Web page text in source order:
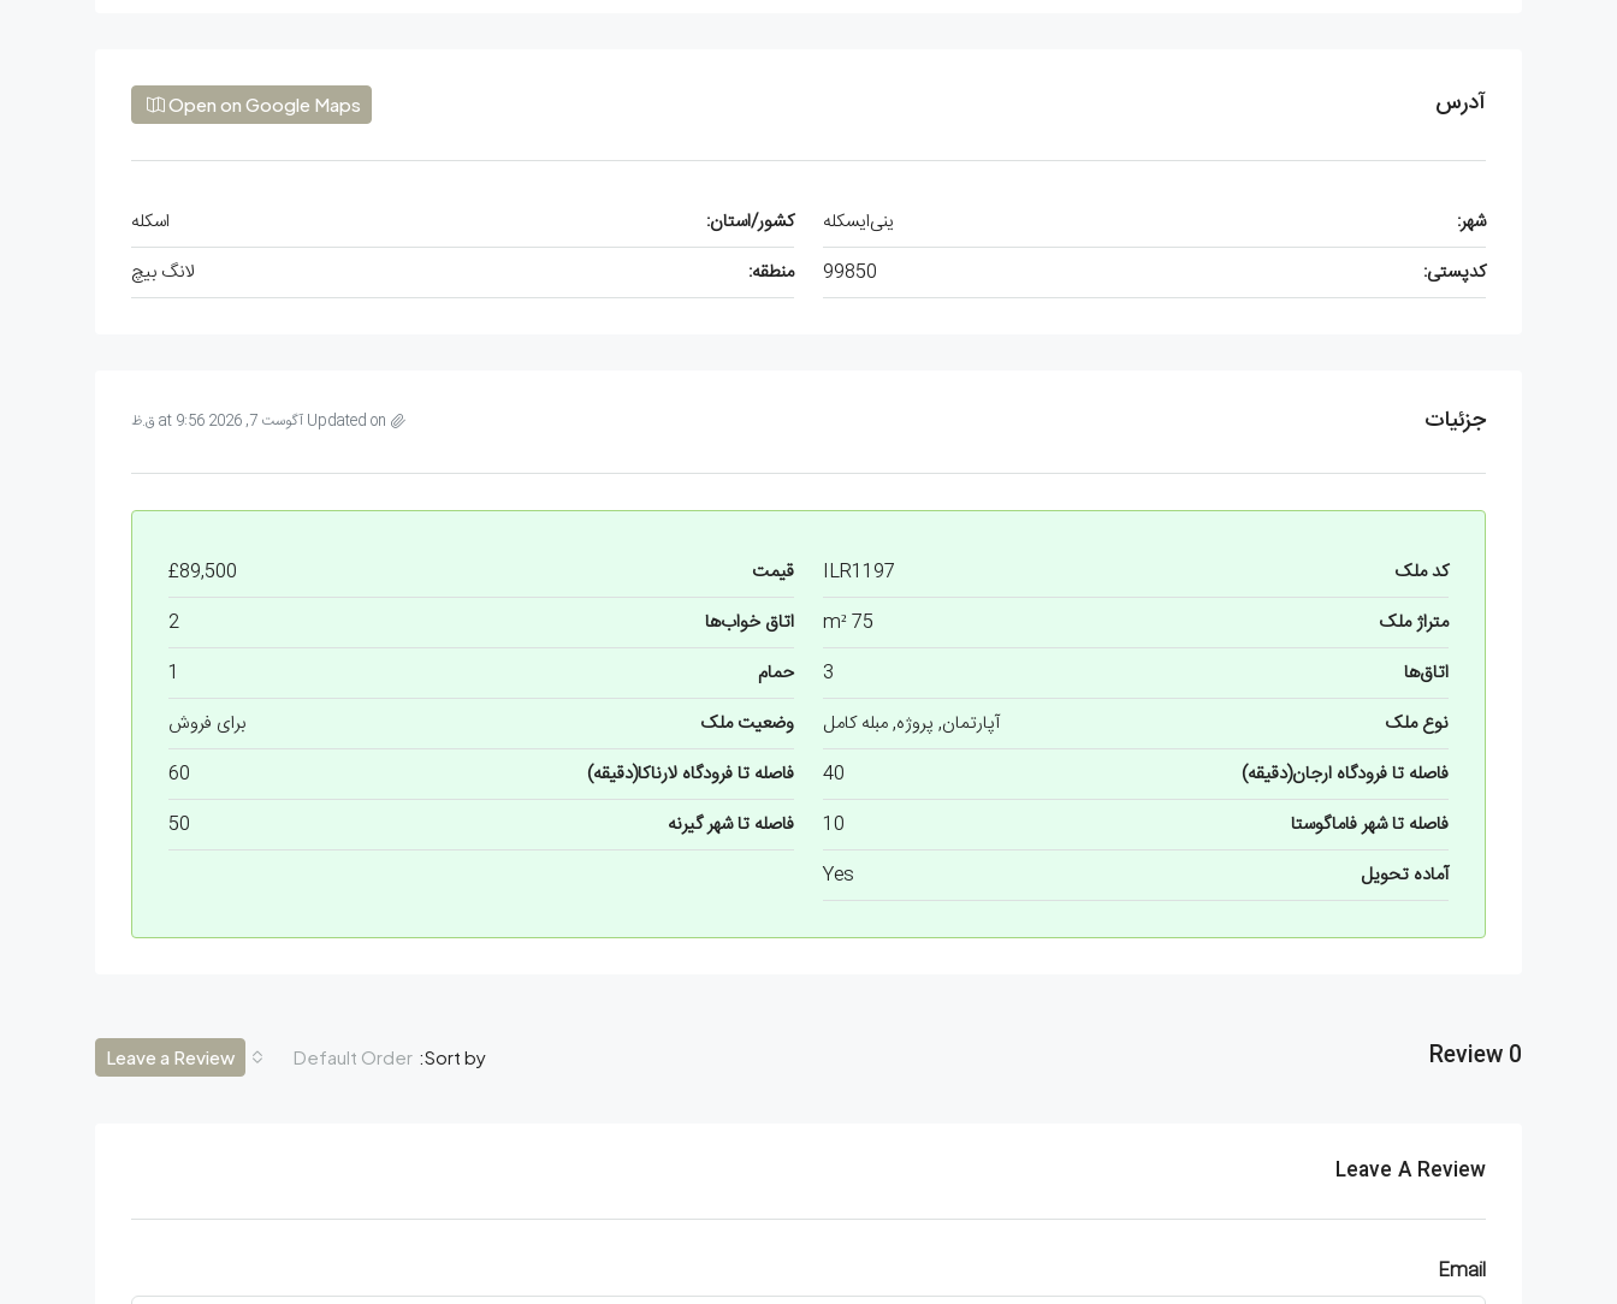
آدرس Open on Google Maps
شهر: ینی‌ایسکله کشور/استان:
اسکله
کدپستی:
99850 منطقه: لانگ بیچ
جزئیات Updated on آگوست 7, 2026 at 9:56 ق.ظ
کد ملک ILR1197 قیمت
£89,500
متراژ ملک
75 m² اتاق خواب‌ها
2
اتاق‌ها
3 حمام
1
نوع ملک
آپارتمان, پروژه, مبله کامل وضعیت ملک
برای فروش
فاصله تا فرودگاه ارجان(دقیقه)
40 فاصله تا فرودگاه لارناکا(دقیقه)
60
فاصله تا شهر فاماگوستا
10 فاصله تا شهر گیرنه
50
آماده تحویل
Yes
0 Review
Sort by:
Default Order
Leave a Review
Leave A Review
Email